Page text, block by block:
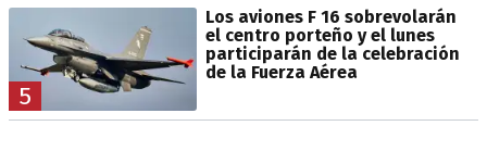
5
Los aviones F 16 sobrevolarán
el centro porteño y el lunes
participarán de la celebración
de la Fuerza Aérea